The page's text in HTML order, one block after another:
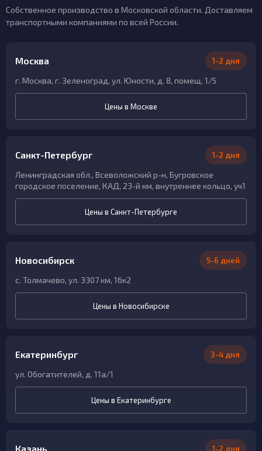
Собственное производство в Московской области. Доставляем
транспортными компаниями по всей России.
Москва 1-2 дня
г. Москва, г. Зеленоград, ул. Юности, д. 8, помещ. 1/5
Цены в Москве
Санкт-Петербург 1-2 дня
Ленинградская обл., Всеволожский р-н, Бугровское
городское поселение, КАД, 23-й км, внутреннее кольцо, уч1
Цены в Санкт-Петербурге
Новосибирск 5-6 дней
с. Толмачево, ул. 3307 км, 16к2
Цены в Новосибирске
Екатеринбург 3-4 дня
ул. Обогатителей, д. 11а/1
Цены в Екатеринбурге
Казань 1-2 дня